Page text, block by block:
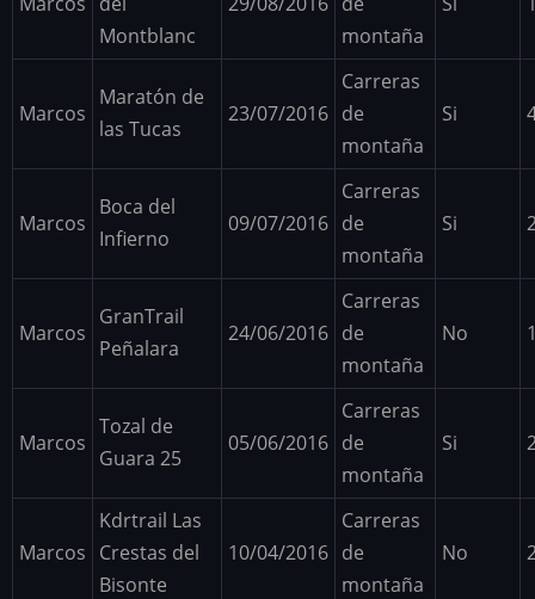
Montblanc
montaña
Marcos
Maratón de
las Tucas
23/07/2016
Carreras
de
montaña
Si
Marcos
Boca del
Infierno
09/07/2016
Carreras
de
montaña
Si
Marcos
GranTrail
Peñalara
24/06/2016
Carreras
de
montaña
No
Marcos
Tozal de
Guara 25
05/06/2016
Carreras
de
montaña
Si
Marcos
Kdrtrail Las
Crestas del
Bisonte
10/04/2016
Carreras
de
montaña
No